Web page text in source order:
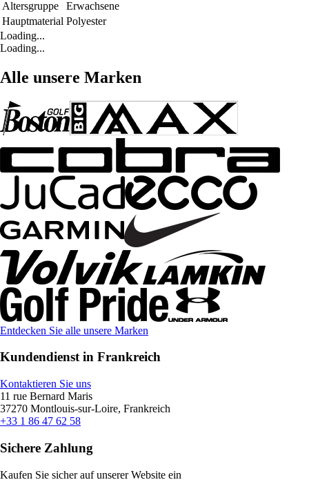
Altersgruppe
Erwachsene
Hauptmaterial Polyester
Loading...
Loading...
Alle unsere Marken
Entdecken Sie alle unsere Marken
Kundendienst in Frankreich
Kontaktieren Sie uns
11 rue Bernard Maris
37270 Montlouis-sur-Loire, Frankreich
+33 1 86 47 62 58
Sichere Zahlung
Kaufen Sie sicher auf unserer Website ein